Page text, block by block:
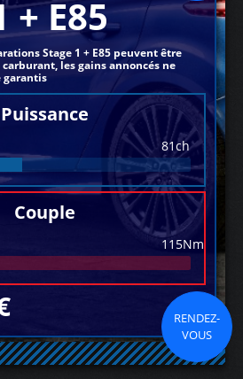
+ E85
Stage 1 + E85 peuvent être
les gains annoncés ne
garantis
Puissance
81ch
Couple
115Nm
RENDEZ-
VOUS